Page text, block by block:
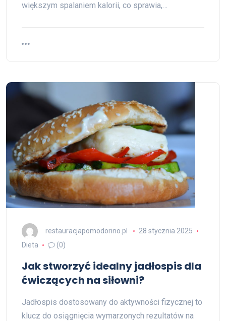
większym spalaniem kalorii, co sprawia,…
restauracjapomodorino.pl
28 stycznia 2025
Dieta
(0)
Jak stworzyć idealny jadłospis dla
ćwiczących na siłowni?
Jadłospis dostosowany do aktywności fizycznej to
klucz do osiągnięcia wymarzonych rezultatów na